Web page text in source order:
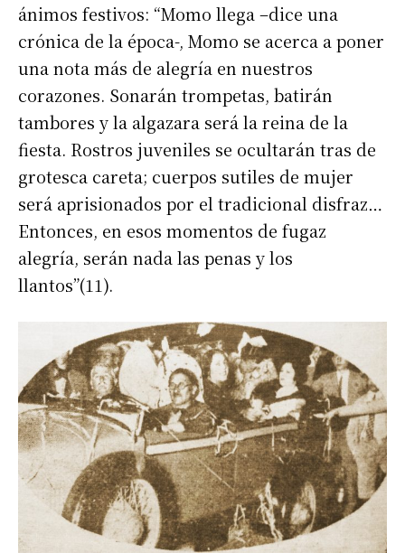
ánimos festivos: “Momo llega –dice una
crónica de la época-, Momo se acerca a poner
una nota más de alegría en nuestros
corazones. Sonarán trompetas, batirán
tambores y la algazara será la reina de la
fiesta. Rostros juveniles se ocultarán tras de
grotesca careta; cuerpos sutiles de mujer
será aprisionados por el tradicional disfraz…
Entonces, en esos momentos de fugaz
alegría, serán nada las penas y los
llantos”(11).